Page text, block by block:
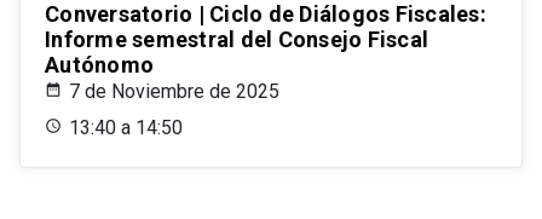
Conversatorio | Ciclo de Diálogos Fiscales:
Informe semestral del Consejo Fiscal
Autónomo
7 de Noviembre de 2025
13:40 a 14:50